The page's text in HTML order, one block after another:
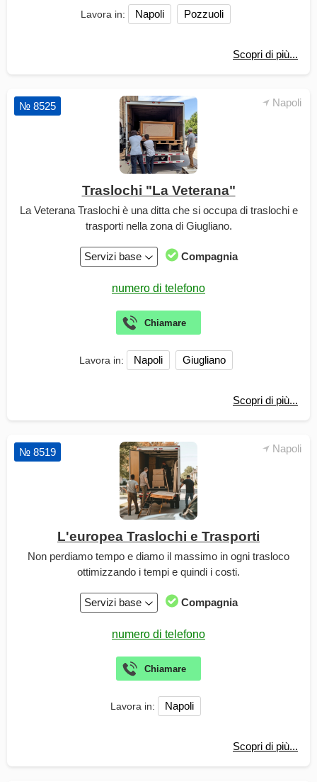
Lavora in: Napoli Pozzuoli
Scopri di più...
Napoli
№ 8525
Traslochi "La Veterana"
La Veterana Traslochi è una ditta che si occupa di traslochi e
trasporti nella zona di Giugliano.
Servizi base Compagnia
Lavora in: Napoli Giugliano
Scopri di più...
Napoli
№ 8519
L'europea Traslochi e Trasporti
Non perdiamo tempo e diamo il massimo in ogni trasloco
ottimizzando i tempi e quindi i costi.
Servizi base Compagnia
Lavora in: Napoli
Scopri di più...